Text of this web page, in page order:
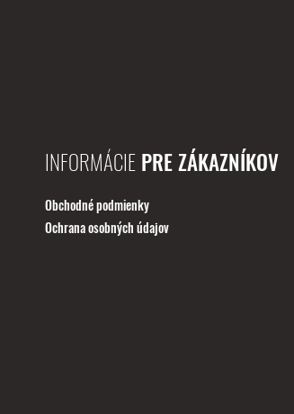
INFORMÁCIEPRE ZÁKAZNÍKOV
Obchodné podmienky
Ochrana osobných údajov